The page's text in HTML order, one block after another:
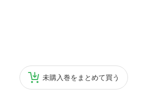
未購入巻をまとめて買う